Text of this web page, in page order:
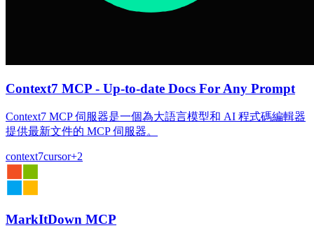
Context7 MCP - Up-to-date Docs For Any Prompt
Context7 MCP 伺服器是一個為大語言模型和 AI 程式碼編輯器
提供最新文件的 MCP 伺服器。
context7cursor+2
MarkItDown MCP